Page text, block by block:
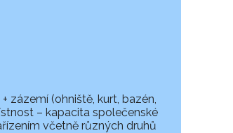
zázemí (ohniště, kurt, bazén,
– kapacita společenské
včetně různých druhů